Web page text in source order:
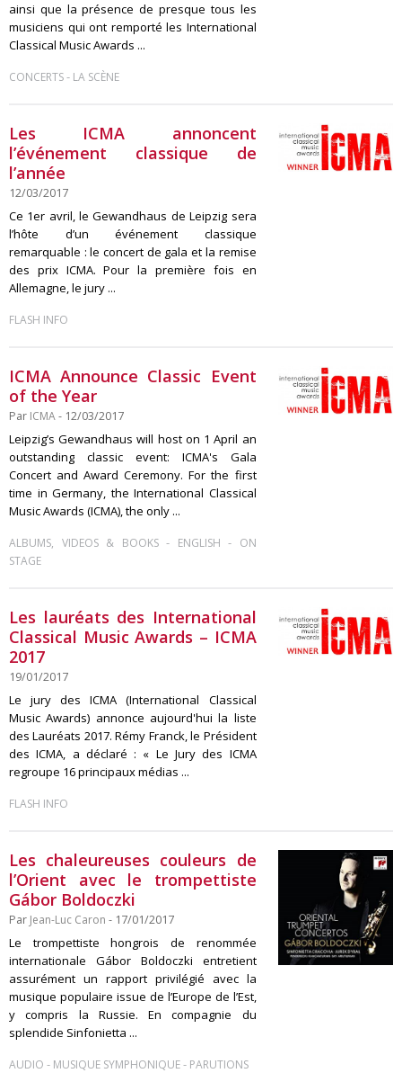
ainsi que la présence de presque tous les
musiciens qui ont remporté les International
Classical Music Awards ...
CONCERTS- LA SCÈNE
Les ICMA annoncent
l’événement classique de
l’année
12/03/2017
Ce 1er avril, le Gewandhaus de Leipzig sera
l’hôte d’un événement classique
remarquable : le concert de gala et la remise
des prix ICMA. Pour la première fois en
Allemagne, le jury ...
FLASH INFO
ICMA Announce Classic Event
of the Year
Par ICMA- 12/03/2017
Leipzig’s Gewandhaus will host on 1 April an
outstanding classic event: ICMA's Gala
Concert and Award Ceremony. For the first
time in Germany, the International Classical
Music Awards (ICMA), the only ...
ALBUMS, VIDEOS & BOOKS- ENGLISH - ON
STAGE
Les lauréats des International
Classical Music Awards – ICMA
2017
19/01/2017
Le jury des ICMA (International Classical
Music Awards) annonce aujourd'hui la liste
des Lauréats 2017. Rémy Franck, le Président
des ICMA, a déclaré : « Le Jury des ICMA
regroupe 16 principaux médias ...
FLASH INFO
Les chaleureuses couleurs de
l’Orient avec le trompettiste
Gábor Boldoczki
Par Jean-Luc Caron - 17/01/2017
Le trompettiste hongrois de renommée
internationale Gábor Boldoczki entretient
assurément un rapport privilégié avec la
musique populaire issue de l’Europe de l’Est,
y compris la Russie. En compagnie du
splendide Sinfonietta ...
AUDIO - MUSIQUE SYMPHONIQUE- PARUTIONS